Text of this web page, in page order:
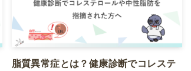
脂質異常症とは？健康診断でコレステ